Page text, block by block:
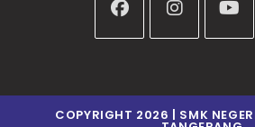
COPYRIGHT 2026 | SMK